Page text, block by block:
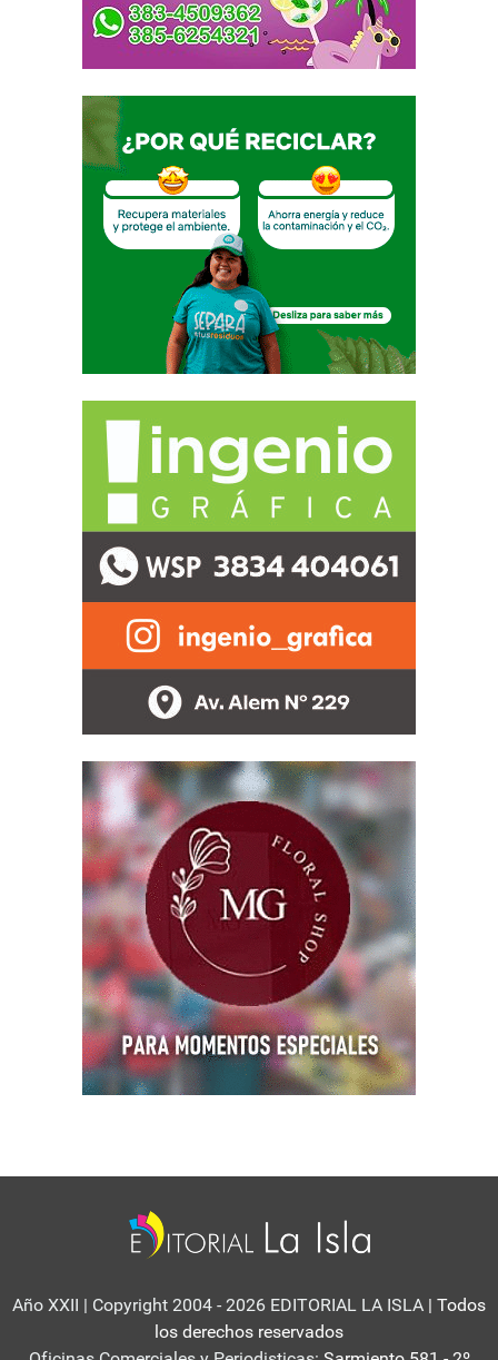
Año XXII | Copyright 2004 - 2026 EDITORIAL LA ISLA | Todos
los derechos reservados